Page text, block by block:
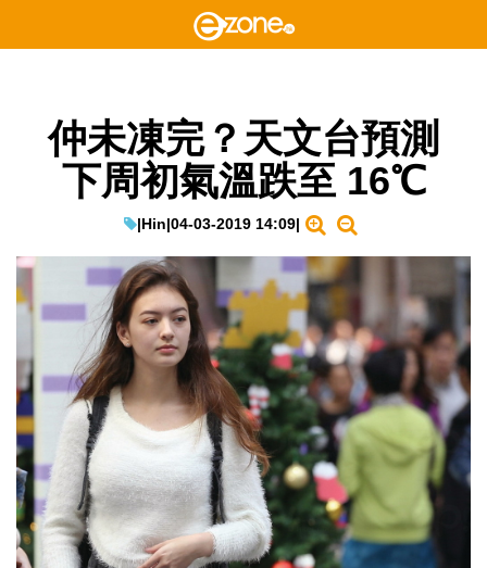
仲未凍完？天文台預測
下周初氣溫跌至 16℃
|Hin|04-03-2019 14:09|